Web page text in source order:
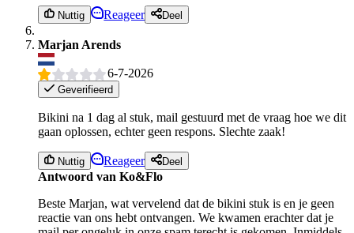
Nuttig Reageer Deel
Marjan Arends
6-7-2026
Geverifieerd
Bikini na 1 dag al stuk, mail gestuurd met de vraag hoe we dit
gaan oplossen, echter geen respons. Slechte zaak!
Nuttig Reageer Deel
Antwoord van Ko&Flo
Beste Marjan, wat vervelend dat de bikini stuk is en je geen
reactie van ons hebt ontvangen. We kwamen erachter dat je